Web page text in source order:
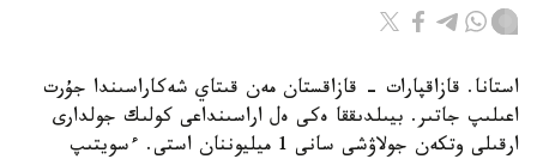
استانا. قازاقپارات - قازاقستان مەن قىتاي شەكاراسىندا جۇرت
اعىلىپ جاتىر. بيىلدىققا ەكى ەل اراسىنداعى كولىك جولدارى
ارقىلى وتكەن جولاۋشى سانى 1 ميليوننان استى. ءسويتىپ